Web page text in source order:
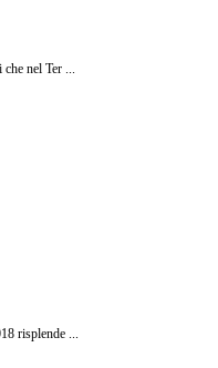
nel Ter ...
risplende ...